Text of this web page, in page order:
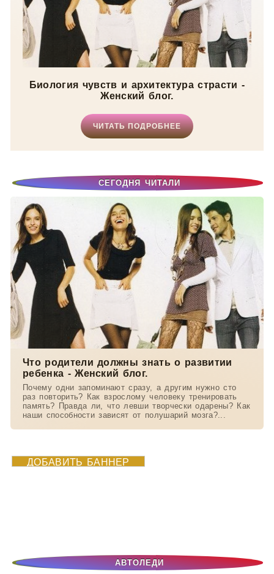
Биология чувств и архитектура страсти -
Женский блог.
ЧИТАТЬ ПОДРОБНЕЕ
СЕГОДНЯ ЧИТАЛИ
Что родители должны знать о развитии
ребенка - Женский блог.
Почему одни запоминают сразу, а другим нужно сто
раз повторить? Как взрослому человеку тренировать
память? Правда ли, что левши творчески одарены? Как
наши способности зависят от полушарий мозга?...
ДОБАВИТЬ БАННЕР
АВТОЛЕДИ